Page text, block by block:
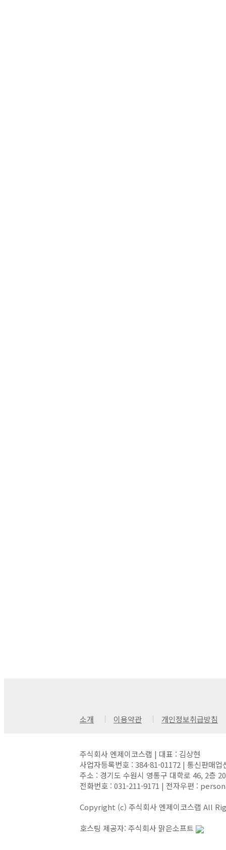
소개 이용약관 개인정보취급방침
주식회사 엔제이코스랩 | 대표 : 김상현
사업자등록번호 : 384-81-01172 | 통신판매
주소 : 경기도 수원시 영통구 대학로 46, 2층
전화번호 : 031-211-9171 | 전자우편 :
Copyright (c) 주식회사 엔제이코스랩 All
호스팅 제공자: 주식회사 맑은소프트